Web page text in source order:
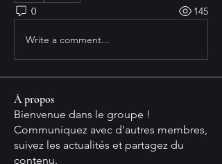
0 145
Write a comment...
À propos
Bienvenue dans le groupe !
Communiquez avec d'autres membres,
suivez les actualités et partagez du
contenu.